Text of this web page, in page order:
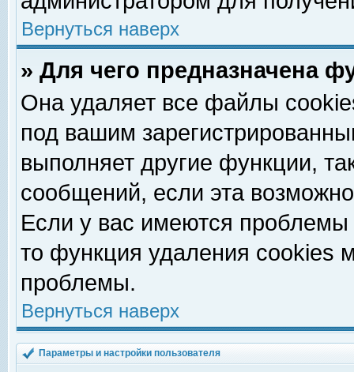
Вернуться наверх
» Для чего предназначена
Она удаляет все файлы
под вашим
выполняет другие функции,
сообщений, если эта
Если у вас имеются
то функция удаления cookies
проблемы.
Вернуться наверх
Параметры и настройки пользователя